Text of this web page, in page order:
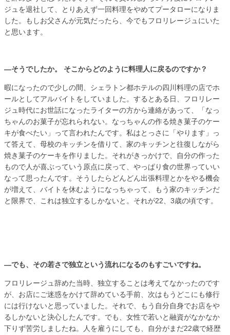
ジュを退社して、とりあえず一回料理をやめてプータローになりま
した。もしお父さんが元気だったら、今でもフロリレージュにいた
と思います。
―そうでしたか。 そこからどのように料理人に戻るのですか？
暇になったので少しの間、シェラトン都ホテルの四川料理の店でホ
ールとしてアルバイトをしていました。するとある日、フロリレー
ジュ時代にお世話になったライターの方から連絡があって、「なっ
ちゃんのお菓子が忘れられない。なっちゃんの作る焼き菓子のケー
キが食べたい」って言われたんです。私はとっさに「やります」っ
て答えて、母校のキッチンを借りて、家のキッチンと往復しながら
焼き菓子のケーキを作りました。それがきっかけで、自分の作った
もので人が喜ぶっていう原点に戻って、やっぱり食の世界っていい
なって思ったんです。そうしたらどんどん出張料理とかをやる機会
が増えて、バイトを休むようになっちゃって、もう家のキッチンだ
と限界で、これは独立するしかないと。それが22、3歳の頃です。
—でも、その若さで独立という流れになるのもすごいですね。
フロリレージュ辞めた当時、独立することは考えてなかったのです
が、お店にご迷惑をかけて辞めている手前、次はもうどこにも修行
には行けないと思っていました。それで、もう自分自身でお店をや
るしかないと決心したんです。でも、女性で若いと融資がなかなか
下りず苦労しましたね。人を雇うにしても、自分がまだ22歳で経歴